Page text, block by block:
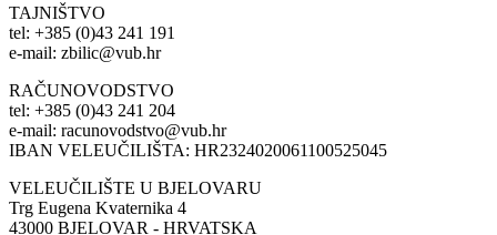
TAJNIŠTVO
tel: +385 (0)43 241 191
e-mail: zbilic@vub.hr
RAČUNOVODSTVO
tel: +385 (0)43 241 204
e-mail: racunovodstvo@vub.hr
IBAN VELEUČILIŠTA: HR2324020061100525045
VELEUČILIŠTE U BJELOVARU
Trg Eugena Kvaternika 4
43000 BJELOVAR - HRVATSKA